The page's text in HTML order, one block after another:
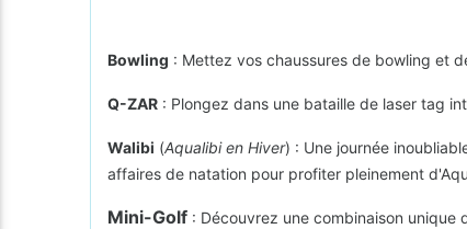
Bowling : Mettez vos chaussures de bowling et
Q-ZAR : Plongez dans une bataille de laser tag
Walibi (Aqualibi en Hiver) : Une journée
affaires de natation pour profiter pleinement
Mini-Golf : Découvrez une combinaison